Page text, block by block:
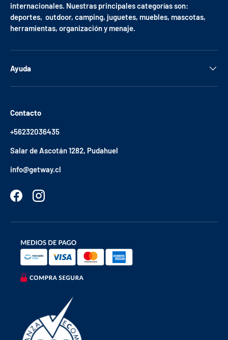
internacionales. Nuestras principales categorías son:
deportes, outdoor, camping, juguetes, muebles, mascotas,
herramientas, organización y menaje.
Ayuda
Contacto
+56232036435
Salar de Ascotán 1282, Pudahuel
info@getway.cl
FacebookInstagram